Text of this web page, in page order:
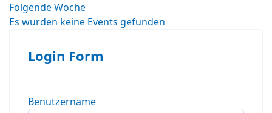
Folgende Woche
Es wurden keine Events gefunden
Login Form
Benutzername